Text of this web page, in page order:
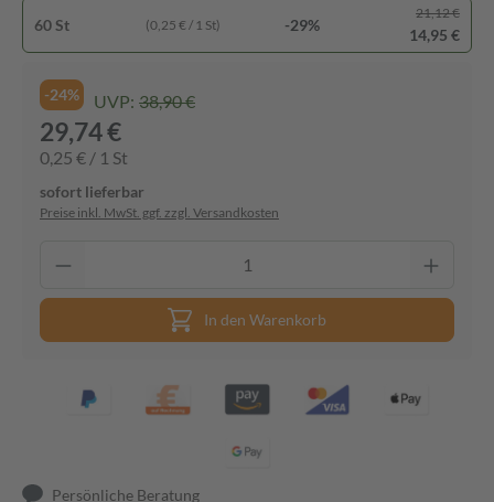
60 St (0,25 € / 1 St) -29%
21,12 €
14,95 €
-24% UVP: 38,90 €
29,74 €
0,25 € / 1 St
sofort lieferbar
Preise inkl. MwSt. ggf. zzgl. Versandkosten
In den Warenkorb
Persönliche Beratung